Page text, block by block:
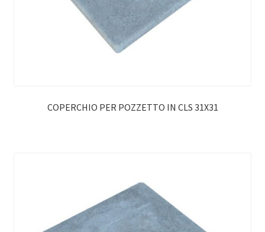
COPERCHIO PER POZZETTO IN CLS 31X31